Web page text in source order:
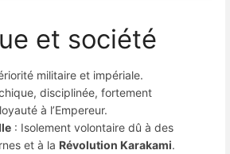
et société
militaire et impériale.
disciplinée, fortement
à l’Empereur.
: Isolement volontaire dû à des
et à la Révolution Karakami.